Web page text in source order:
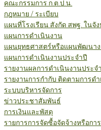
คณะกรรมการ ก.ต.ป.น.
กฎหมาย / ระเบียบ
แผนที่โรงเรียน สังกัด สพฐ. ในจั
แผนการดำเนินงาน
แผนยุทธศาสตร์หรือแผนพัฒนา
แผนการดำเนินงานประจำปี
รายงานผลการดำเนินงานประ
รายงานการกำกับ ติดตามการด
ระบบบริหารจัดการ
ข่าวประชาสัมพันธ์
การเงินและพัสดุ
รายการการจัดซื้อจัดจ้างหรือก